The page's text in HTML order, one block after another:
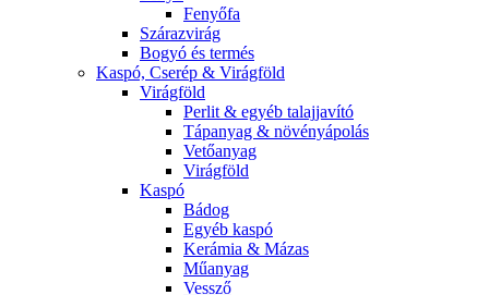
Fenyőfa
Szárazvirág
Bogyó és termés
Kaspó, Cserép & Virágföld
Virágföld
Perlit & egyéb talajjavító
Tápanyag & növényápolás
Vetőanyag
Virágföld
Kaspó
Bádog
Egyéb kaspó
Kerámia & Mázas
Műanyag
Vessző